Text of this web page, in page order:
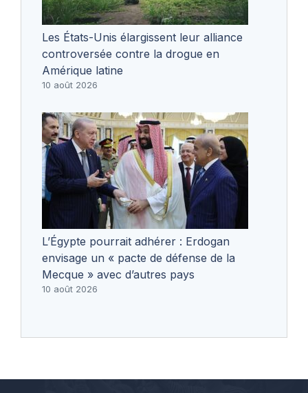
Les États-Unis élargissent leur alliance
controversée contre la drogue en
Amérique latine
10 août 2026
L’Égypte pourrait adhérer : Erdogan
envisage un « pacte de défense de la
Mecque » avec d’autres pays
10 août 2026